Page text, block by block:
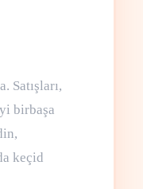
Satışları,
birbaşa
keçid